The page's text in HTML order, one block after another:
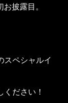
披露目。
スペシャルイ
ださい！